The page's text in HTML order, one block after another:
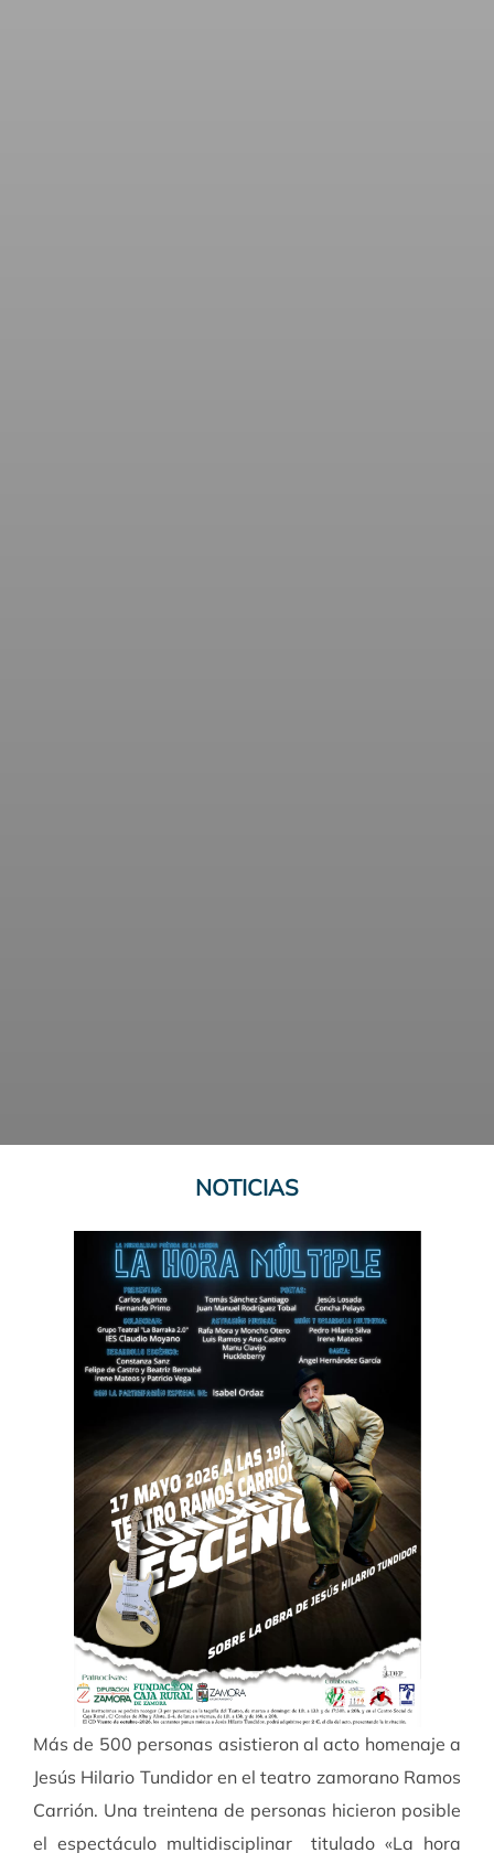
NOTICIAS
Más de 500 personas asistieron al acto homenaje a
Jesús Hilario Tundidor en el teatro zamorano Ramos
Carrión. Una treintena de personas hicieron posible
el espectáculo multidisciplinar titulado «La hora